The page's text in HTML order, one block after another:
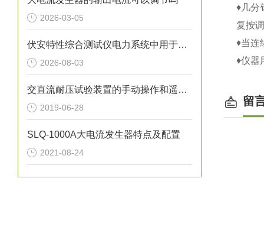
2026-03-05
伏安特性综合测试仪电力系统中用于全自动检测电流互感器的仪器
2026-08-03
交直流耐压试验装置的手动操作和遥控操作分别是如何工作的
2019-06-28
SLQ-1000A大电流发生器特点及配置
2021-08-24
♦几分
复按
♦当连
♦仪器
留